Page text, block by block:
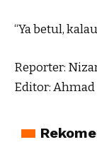
“Ya betul,
Reporter:
Editor: Ahmad